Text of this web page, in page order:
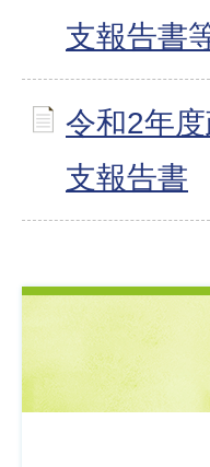
支報告書
令和2年
支報告書